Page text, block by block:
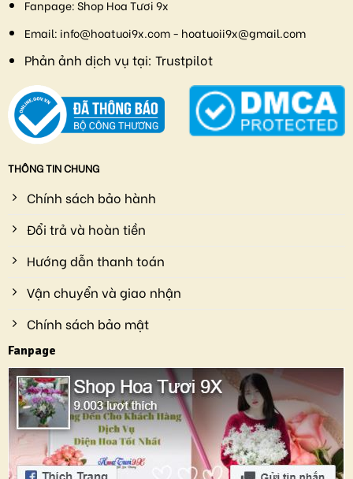
Fanpage:Shop Hoa Tươi 9x
Email: info@hoatuoi9x.com - hoatuoii9x@gmail.com
Phản ảnh dịch vụ tại: Trustpilot
THÔNG TIN CHUNG
Chính sách bảo hành
Đổi trả và hoàn tiền
Hướng dẫn thanh toán
Vận chuyển và giao nhận
Chính sách bảo mật
Fanpage